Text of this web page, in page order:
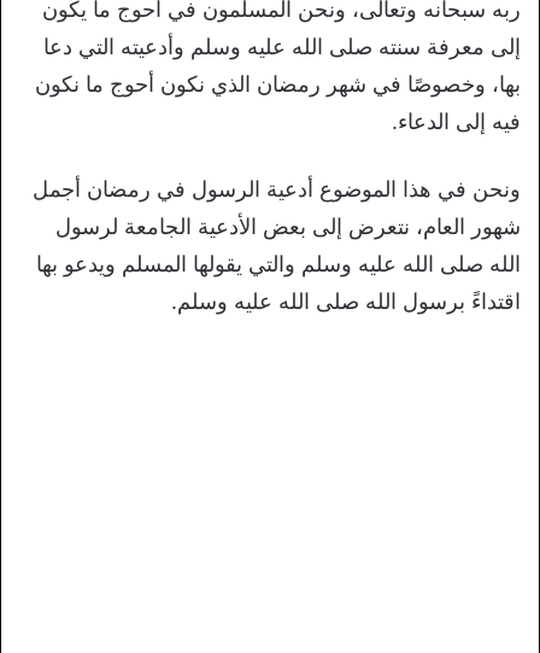
ربه سبحانه وتعالى، ونحن المسلمون في أحوج ما يكون
إلى معرفة سنته صلى الله عليه وسلم وأدعيته التي دعا
بها، وخصوصًا في شهر رمضان الذي نكون أحوج ما نكون
فيه إلى الدعاء.
ونحن في هذا الموضوع أدعية الرسول في رمضان أجمل
شهور العام، نتعرض إلى بعض الأدعية الجامعة لرسول
الله صلى الله عليه وسلم والتي يقولها المسلم ويدعو بها
اقتداءً برسول الله صلى الله عليه وسلم.